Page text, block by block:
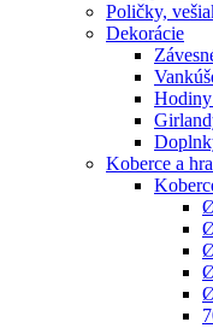
Poličky,
Dekorácie
Hodiny
Koberce a